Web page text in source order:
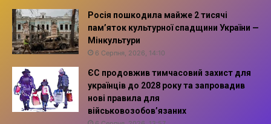
Росія пошкодила майже 2 тисячі
пам’яток культурної спадщини України —
Мінкультури
6 Серпня, 2026, 14:10
ЄС продовжив тимчасовий захист для
українців до 2028 року та запровадив
нові правила для
військовозобов’язаних